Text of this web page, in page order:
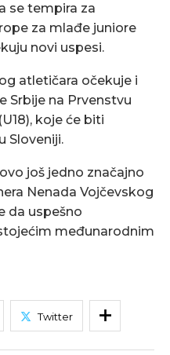
se tempira za
za mlađe juniore
novi uspesi.
atletičara očekuje i
Srbije na Prvenstvu
koje će biti
Sloveniji.
još jedno značajno
Nenada Vojčevskog
da uspešno
međunarodnim
Twitter